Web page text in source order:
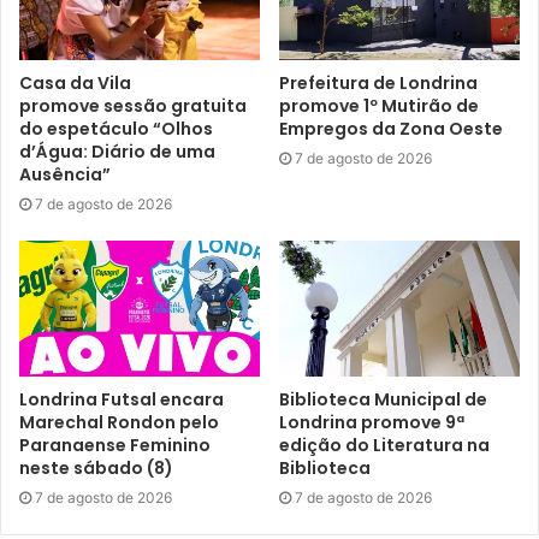
Foto: Ilustrativa
Malefícios– O tabagismo é reconhecido como uma
doença crônica causada pela dependência à nicotina
presente nos produtos à base de tabaco. O cigarro possui
em sua composição cerca de 5 mil substâncias tóxicas,
Casa da Vila
promove sessão gratuita
do espetáculo “Olhos
d’Água: Diário de uma
Ausência”
7 de agosto de 2026
Prefeitura de Londrina
promove 1º Mutirão de
Empregos da Zona Oeste
7 de agosto de 2026
Londrina Futsal encara
Marechal Rondon pelo
Paranaense Feminino
neste sábado (8)
7 de agosto de 2026
Biblioteca Municipal de
Londrina promove 9ª
edição do Literatura na
Biblioteca
7 de agosto de 2026